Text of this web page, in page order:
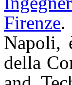
Firenze.
Napoli,
della